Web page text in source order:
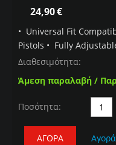
24,90€
• Universal Fit
Pistols • Fully
Διαθεσιμότητα:
Άμεση παραλαβή /
Ποσότητα:
ΑΓΟΡΆ